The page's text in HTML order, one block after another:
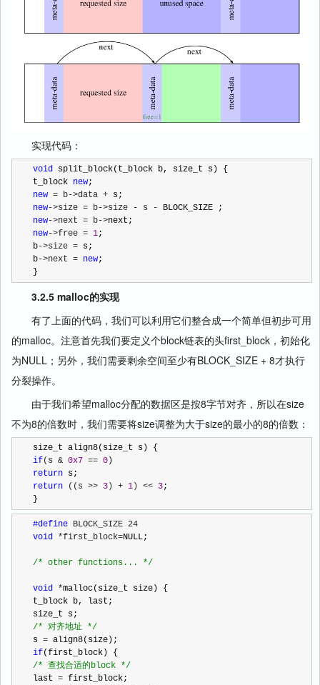
实现代码：
void split_block(t_block b, size_t s) {
t_block new
new = b->data +
new->size = b->size - s -
new->next = b->
new->free = 1;
b->size = s;
b->next = new;
}
3.2.5 malloc的实现
有了上面的代码，我们可以利用它们整合成一个简单但初步可用
的malloc。注意首先我们要定义个block链表的头first_block，初始化
为NULL；另外，我们需要剩余空间至少有BLOCK_SIZE + 8才执行
分裂操作。
由于我们希望malloc分配的数据区是按8字节对齐，所以在size
不为8的倍数时，我们需要将size调整为大于size的最小的8的倍数：
if(s & 0x7 == 0
return
return ((s >> 3) + 1) << 3;
}
#define
void *first_block=NULL;
/* other functions... */
void *malloc(size_t size) {
t_block b, last;
/* 对齐地址 */
s =
if
/* 查找合适的block */
last = first_block;